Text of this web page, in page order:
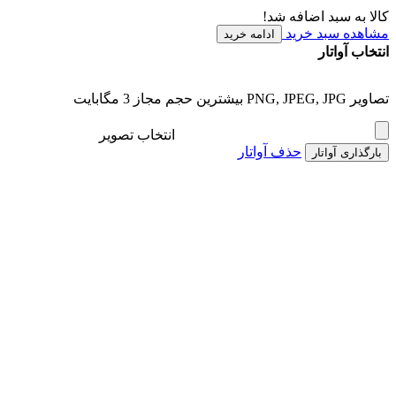
کالا به سبد اضافه شد!
مشاهده سبد خرید
ادامه خرید
انتخاب آواتار
تصاویر PNG, JPEG, JPG بیشترین حجم مجاز 3 مگابایت
انتخاب تصویر
بارگذاری آواتار حذف آواتار